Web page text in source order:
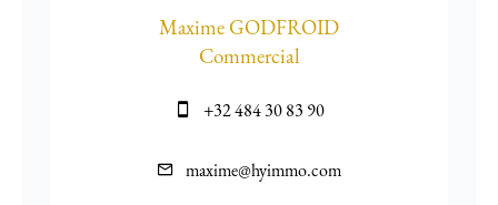
Maxime GODFROID
Commercial
+32 484 30 83 90
maxime@hyimmo.com